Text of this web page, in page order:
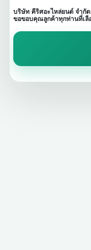
บริษัท คีริศอะไหล่ยนต์ จำกั
ขอขอบคุณลูกค้าทุกท่านที่เลื